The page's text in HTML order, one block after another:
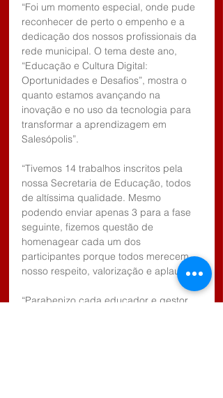
“Foi um momento especial, onde pude
reconhecer de perto o empenho e a
dedicação dos nossos profissionais da
rede municipal. O tema deste ano,
“Educação e Cultura Digital:
Oportunidades e Desafios”, mostra o
quanto estamos avançando na
inovação e no uso da tecnologia para
transformar a aprendizagem em
Salesópolis”.
“Tivemos 14 trabalhos inscritos pela
nossa Secretaria de Educação, todos
de altíssima qualidade. Mesmo
podendo enviar apenas 3 para a fase
seguinte, fizemos questão de
homenagear cada um dos
participantes porque todos merecem
nosso respeito, valorização e aplauso”.
“Parabenizo cada educador e gestor